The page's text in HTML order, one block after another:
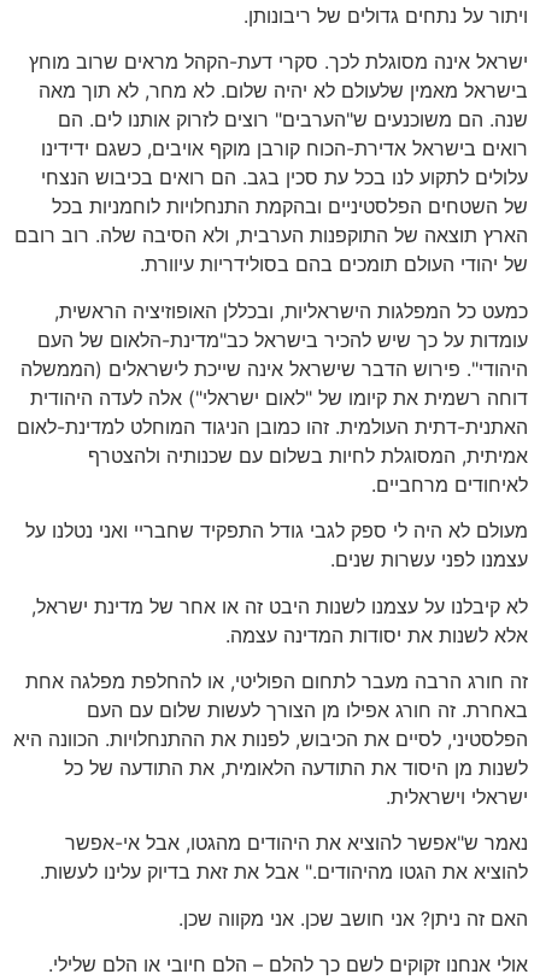
ויתור על נתחים גדולים של ריבונותן.
ישראל אינה מסוגלת לכך. סקרי דעת-הקהל מראים שרוב מוחץ
בישראל מאמין שלעולם לא יהיה שלום. לא מחר, לא תוך מאה
שנה. הם משוכנעים ש"הערבים" רוצים לזרוק אותנו לים. הם
רואים בישראל אדירת-הכוח קורבן מוקף אויבים, כשגם ידידינו
עלולים לתקוע לנו בכל עת סכין בגב. הם רואים בכיבוש הנצחי
של השטחים הפלסטיניים ובהקמת התנחלויות לוחמניות בכל
הארץ תוצאה של התוקפנות הערבית, ולא הסיבה שלה. רוב רובם
של יהודי העולם תומכים בהם בסולידריות עיוורת.
כמעט כל המפלגות הישראליות, ובכללן האופוזיציה הראשית,
עומדות על כך שיש להכיר בישראל כב"מדינת-הלאום של העם
היהודי". פירוש הדבר שישראל אינה שייכת לישראלים (הממשלה
דוחה רשמית את קיומו של "לאום ישראלי") אלה לעדה היהודית
האתנית-דתית העולמית. זהו כמובן הניגוד המוחלט למדינת-לאום
אמיתית, המסוגלת לחיות בשלום עם שכנותיה ולהצטרף
לאיחודים מרחביים.
מעולם לא היה לי ספק לגבי גודל התפקיד שחבריי ואני נטלנו על
עצמנו לפני עשרות שנים.
לא קיבלנו על עצמנו לשנות היבט זה או אחר של מדינת ישראל,
אלא לשנות את יסודות המדינה עצמה.
זה חורג הרבה מעבר לתחום הפוליטי, או להחלפת מפלגה אחת
באחרת. זה חורג אפילו מן הצורך לעשות שלום עם העם
הפלסטיני, לסיים את הכיבוש, לפנות את ההתנחלויות. הכוונה היא
לשנות מן היסוד את התודעה הלאומית, את התודעה של כל
ישראלי וישראלית.
נאמר ש"אפשר להוציא את היהודים מהגטו, אבל אי-אפשר
להוציא את הגטו מהיהודים." אבל את זאת בדיוק עלינו לעשות.
האם זה ניתן? אני חושב שכן. אני מקווה שכן.
אולי אנחנו זקוקים לשם כך להלם – הלם חיובי או הלם שלילי.